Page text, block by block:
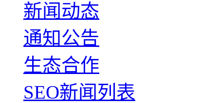
新闻动态
通知公告
生态合作
SEO新闻列表